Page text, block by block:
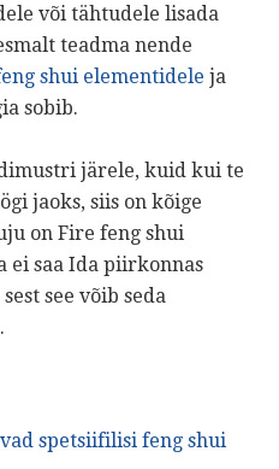
või tähtudele lisada
teadma nende
shui elementidele ja
sobib.
järele, kuid kui te
jaoks, siis on kõige
on Fire feng shui
ei saa Ida piirkonnas
see võib seda
spetsiifilisi feng shui